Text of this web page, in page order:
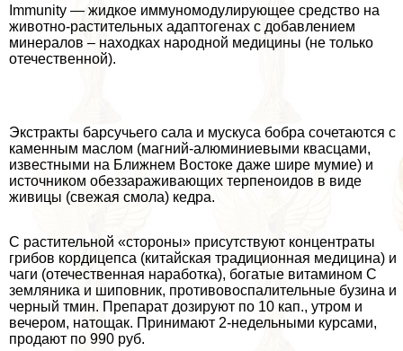
Immunity — жидкое иммуномодулирующее средство на
животно-растительных адаптогенах с добавлением
минералов – находках народной медицины (не только
отечественной).
Экстpaкты барсучьего сала и мускуса бобра сочетаются с
каменным маслом (магний-алюминиевыми квасцами,
известными на Ближнем Востоке даже шире мумие) и
источником обеззараживающих терпеноидов в виде
живицы (свежая смола) кедра.
С растительной «стороны» присутствуют концентраты
грибов кордицепса (китайская традиционная медицина) и
чаги (отечественная наработка), богатые витамином С
земляника и шиповник, противовоспалительные бузина и
черный тмин. Препарат дозируют по 10 кап., утром и
вечером, натощак. Принимают 2-недельными курсами,
продают по 990 руб.